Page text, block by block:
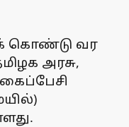
கொண்டு வர
அரசு,